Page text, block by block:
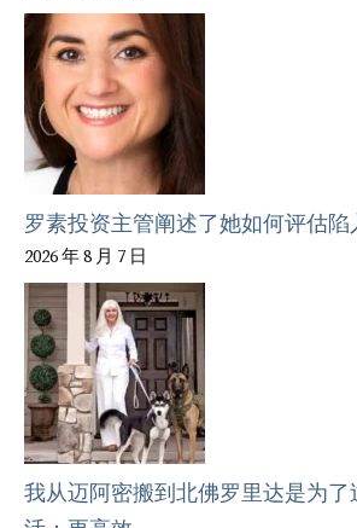
罗素投资主管阐述了她如何评估陷
2026 年 8 月 7 日
我从迈阿密搬到北佛罗里达是为